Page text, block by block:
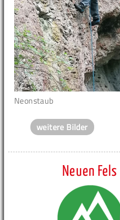
Neonstaub
weitere Bilder
Neuen